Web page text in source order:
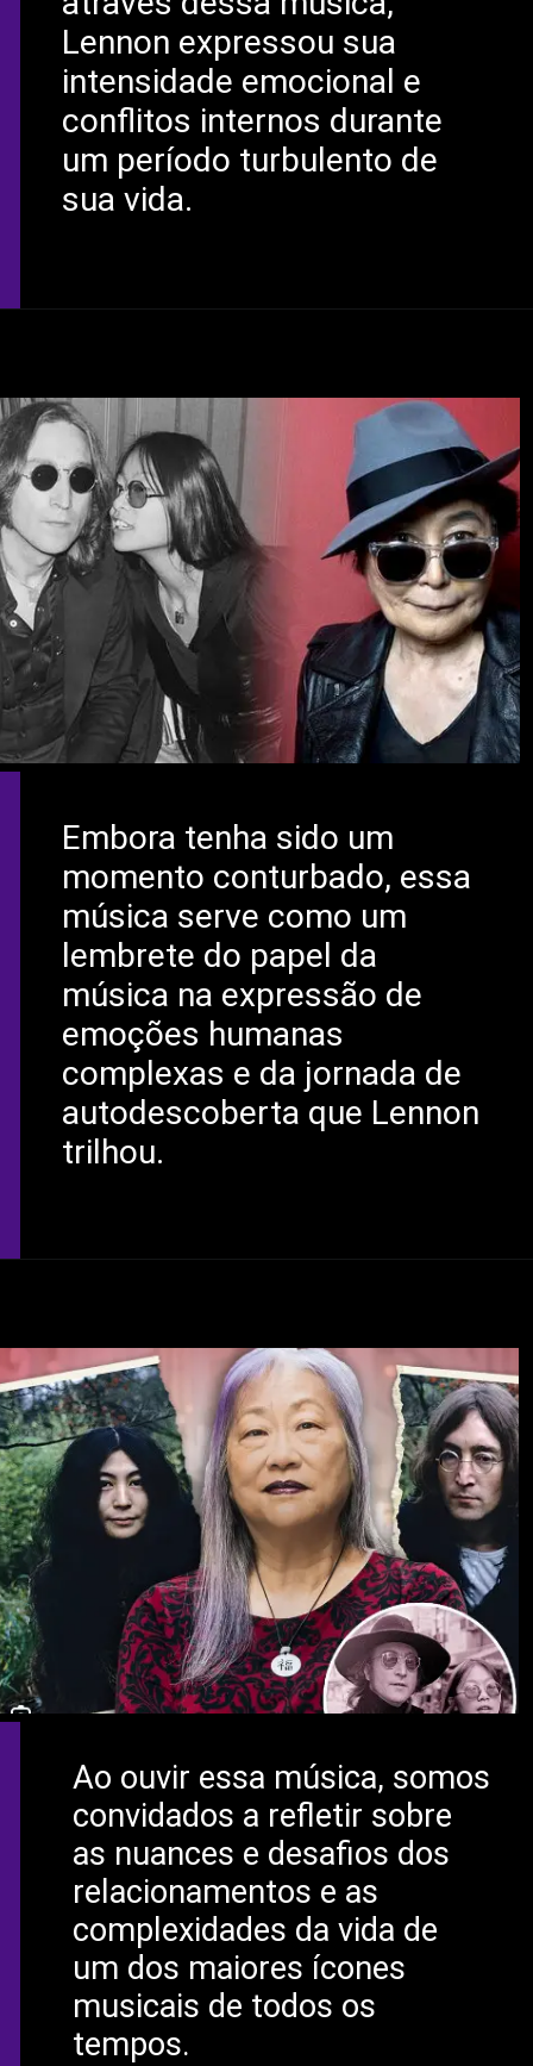
Lennon expressou sua
intensidade emocional e
conflitos internos durante
um período turbulento de
sua vida.
Embora tenha sido um
momento conturbado, essa
música serve como um
lembrete do papel da
música na expressão de
emoções humanas
complexas e da jornada de
autodescoberta que Lennon
trilhou.
Ao ouvir essa música, somos
convidados a refletir sobre
as nuances e desafios dos
relacionamentos e as
complexidades da vida de
um dos maiores ícones
musicais de todos os
tempos.